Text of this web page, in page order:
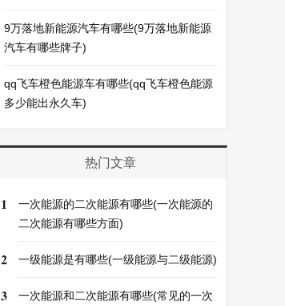
9万落地新能源汽车有哪些(9万落地新能源
汽车有哪些牌子)
qq飞车橙色能源车有哪些(qq飞车橙色能源
多少能出永久车)
热门文章
1
一次能源的二次能源有哪些(一次能源的
二次能源有哪些方面)
2 一级能源是有哪些(一级能源与二级能源)
3
一次能源和二次能源有哪些(常见的一次